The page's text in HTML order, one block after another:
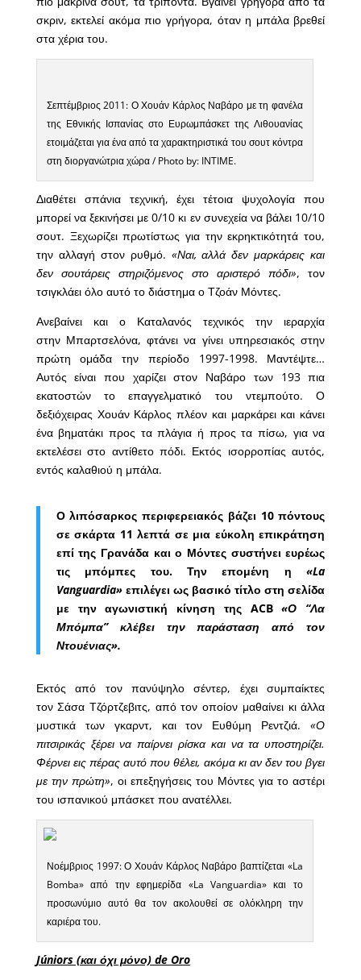
σκριν, εκτελεί ακόμα πιο γρήγορα, όταν η μπάλα βρεθεί
στα χέρια του.
Σεπτέμβριος 2011: Ο Χουάν Κάρλος Ναβάρο με τη φανέλα
της Εθνικής Ισπανίας στο Ευρωμπάσκετ της Λιθουανίας
ετοιμάζεται για ένα από τα χαρακτηριστικά του σουτ κόντρα
στη διοργανώτρια χώρα / Photo by: INTIME.
Διαθέτει σπάνια τεχνική, έχει τέτοια ψυχολογία που
μπορεί να ξεκινήσει με 0/10 κι εν συνεχεία να βάλει 10/10
σουτ. Ξεχωρίζει πρωτίστως για την εκρηκτικότητά του,
την αλλαγή στον ρυθμό. «Ναι, αλλά δεν μαρκάρεις και
δεν σουτάρεις στηριζόμενος στο αριστερό πόδι», τον
τσιγκλάει όλο αυτό το διάστημα ο Τζοάν Μόντες.
Ανεβαίνει και ο Καταλανός τεχνικός την ιεραρχία
στην Μπαρτσελόνα, φτάνει να γίνει υπηρεσιακός στην
πρώτη ομάδα την περίοδο 1997-1998. Μαντέψτε…
Αυτός είναι που χαρίζει στον Ναβάρο των 193 πια
εκατοστών το επαγγελματικό του ντεμπούτο. Ο
δεξιόχειρας Χουάν Κάρλος πλέον και μαρκάρει και κάνει
ένα βηματάκι προς τα πλάγια ή προς τα πίσω, για να
εκτελέσει στο αντίθετο πόδι. Εκτός ισορροπίας αυτός,
εντός καλαθιού η μπάλα.
Ο λιπόσαρκος περιφερειακός βάζει 10 πόντους
σε σκάρτα 11 λεπτά σε μια εύκολη επικράτηση
επί της Γρανάδα και ο Μόντες συστήνει ευρέως
τις μπόμπες του. Την επομένη η«La
Vanguardia» επιλέγει ως βασικό τίτλο στη σελίδα
με την αγωνιστική κίνηση της ACB«Ο “Λα
Μπόμπα” κλέβει την παράσταση από τον
Ντουένιας».
Εκτός από τον πανύψηλο σέντερ, έχει συμπαίκτες
τον Σάσα Τζόρτζεβιτς, από τον οποίον μαθαίνει κι άλλα
μυστικά των γκαρντ, και τον Ευθύμη Ρεντζιά.«Ο
πιτσιρικάς ξέρει να παίρνει ρίσκα και να τα υποστηρίζει.
Φέρνει εις πέρας αυτό που θέλει, ακόμα κι αν δεν του βγει
με την πρώτη», οι επεξηγήσεις του Μόντες για το αστέρι
του ισπανικού μπάσκετ που ανατέλλει.
Νοέμβριος 1997: Ο Χουάν Κάρλος Ναβάρο βαπτίζεται «La
Bomba» από την εφημερίδα «La Vanguardia» και το
προσωνύμιο αυτό θα τον ακολουθεί σε ολόκληρη την
καριέρα του.
Júniors (και όχι μόνο) de Oro